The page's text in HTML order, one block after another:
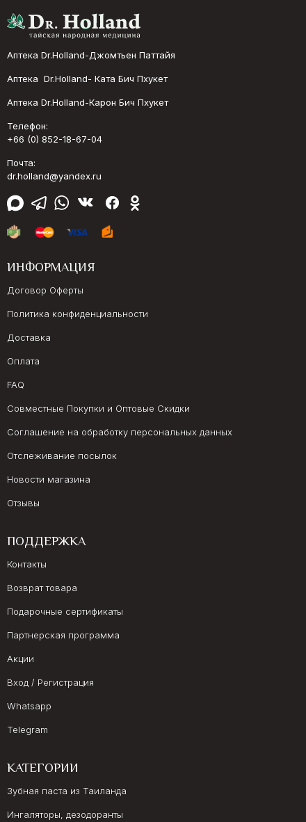
Аптека Dr.Holland-Джомтьен Паттайя
Аптека Dr.Holland- Ката Бич Пхукет
Аптека Dr.Holland-Карон Бич Пхукет
Телефон:
+66 (0) 852-18-67-04
Почта:
dr.holland@yandex.ru
ИНФОРМАЦИЯ
Договор Оферты
Политика конфиденциальности
Доставка
Оплата
FAQ
Совместные Покупки и Оптовые Скидки
Соглашение на обработку персональных данных
Отслеживание посылок
Новости магазина
Отзывы
ПОДДЕРЖКА
Контакты
Возврат товара
Подарочные сертификаты
Партнерская программа
Акции
Вход / Регистрация
Whatsapp
Telegram
КАТЕГОРИИ
Зубная паста из Таиланда
Ингаляторы, дезодоранты